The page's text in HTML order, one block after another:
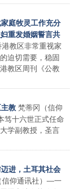
庭牧灵工作充分
重发婚姻誓言共
教区非常重视家
迫切需要，稳固
教区周刊《公教
教梵蒂冈（信仰
十六世正式任命
学副教授，圣言
进，土耳其社会
信仰通讯社）―一